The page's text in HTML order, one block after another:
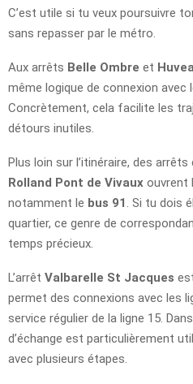
C’est utile si tu veux poursuivre
sans repasser par le métro.
Aux arrêts Belle Ombre et
même logique de connexion avec
Concrètement, cela facilite les
détours inutiles.
Plus loin sur l’itinéraire, des arrêts
Rolland Pont de Vivaux ouvrent
notamment le bus 91 . Si tu dois
quartier, ce genre de
temps précieux.
L’arrêt Valbarelle St Jacques
permet des connexions avec les
service régulier de la ligne 15.
d’échange est particulièrement
avec plusieurs étapes.